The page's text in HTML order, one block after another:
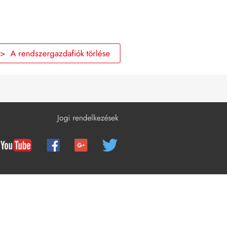
> A rendszergazdafiók törlése
Jogi rendelkezések
Műszaki adatok
EU-megfelelőségi nyilatkozat
Megfelelőségi információ